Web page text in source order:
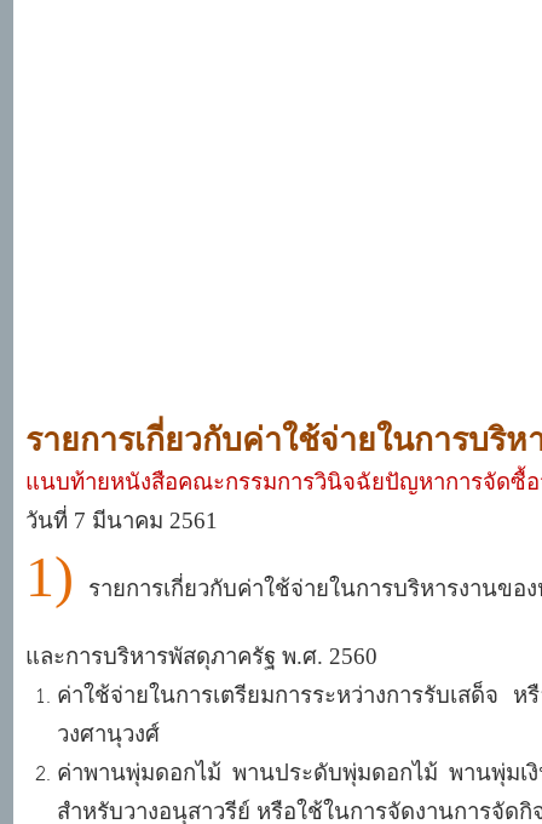
รายการเกี่ยวกับค่าใช้จ่ายในการบริ
แนบท้ายหนังสือคณะกรรมการวินิจฉัยปัญหาการจัดซื้อ
วันที่ 7 มีนาคม 2561
1) รายการเกี่ยวกับค่าใช้จ่ายในการบริหารงานข
และการบริหารพัสดุภาครัฐ พ.ศ. 2560
ค่าใช้จ่ายในการเตรียมการระหว่างการรับเสด็จ
วงศานุวงศ์
ค่าพานพุ่มดอกไม้ พานประดับพุ่มดอกไม้ พานพุ่มเ
สำหรับวางอนุสาวรีย์ หรือใช้ในการจัดงานการจัด